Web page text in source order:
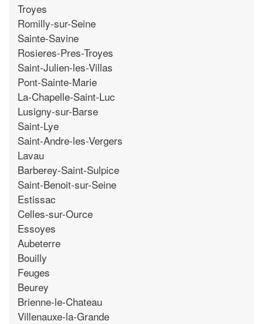
Troyes
Romilly-sur-Seine
Sainte-Savine
Rosieres-Pres-Troyes
Saint-Julien-les-Villas
Pont-Sainte-Marie
La-Chapelle-Saint-Luc
Lusigny-sur-Barse
Saint-Lye
Saint-Andre-les-Vergers
Lavau
Barberey-Saint-Sulpice
Saint-Benoit-sur-Seine
Estissac
Celles-sur-Ource
Essoyes
Aubeterre
Bouilly
Feuges
Beurey
Brienne-le-Chateau
Villenauxe-la-Grande